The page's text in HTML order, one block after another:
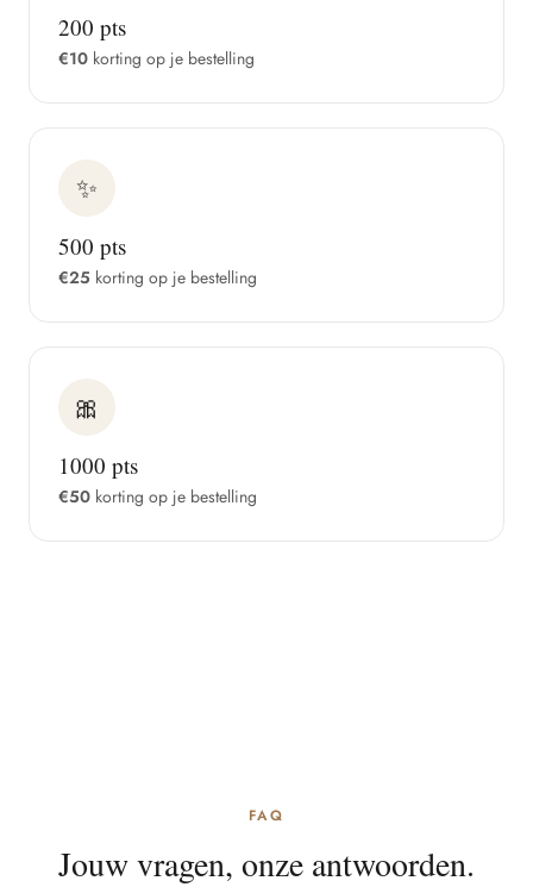
200 pts
€10 korting op je bestelling
✨
500 pts
€25 korting op je bestelling
🎀
1000 pts
€50 korting op je bestelling
FAQ
Jouw vragen, onze antwoorden.